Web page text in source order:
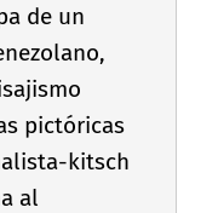
de un
pictóricas
kitsch
al